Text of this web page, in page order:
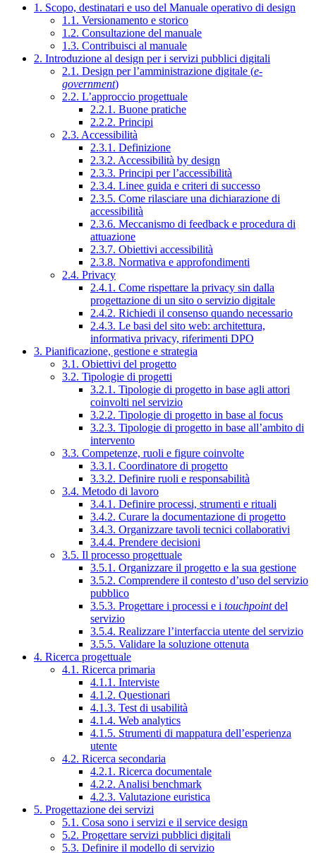
1. Scopo, destinatari e uso del Manuale operativo di design
1.1. Versionamento e storico
1.2. Consultazione del manuale
1.3. Contribuisci al manuale
2. Introduzione al design per i servizi pubblici digitali
2.1. Design per l’amministrazione digitale (e-
government)
2.2. L’approccio progettuale
2.2.1. Buone pratiche
2.2.2. Principi
2.3. Accessibilità
2.3.1. Definizione
2.3.2. Accessibilità by design
2.3.3. Principi per l’accessibilità
2.3.4. Linee guida e criteri di successo
2.3.5. Come rilasciare una dichiarazione di
accessibilità
2.3.6. Meccanismo di feedback e procedura di
attuazione
2.3.7. Obiettivi accessibilità
2.3.8. Normativa e approfondimenti
2.4. Privacy
2.4.1. Come rispettare la privacy sin dalla
progettazione di un sito o servizio digitale
2.4.2. Richiedi il consenso quando necessario
2.4.3. Le basi del sito web: architettura,
informativa privacy, riferimenti DPO
3. Pianificazione, gestione e strategia
3.1. Obiettivi del progetto
3.2. Tipologie di progetti
3.2.1. Tipologie di progetto in base agli attori
coinvolti nel servizio
3.2.2. Tipologie di progetto in base al focus
3.2.3. Tipologie di progetto in base all’ambito di
intervento
3.3. Competenze, ruoli e figure coinvolte
3.3.1. Coordinatore di progetto
3.3.2. Definire ruoli e responsabilità
3.4. Metodo di lavoro
3.4.1. Definire processi, strumenti e rituali
3.4.2. Curare la documentazione di progetto
3.4.3. Organizzare tavoli tecnici collaborativi
3.4.4. Prendere decisioni
3.5. Il processo progettuale
3.5.1. Organizzare il progetto e la sua gestione
3.5.2. Comprendere il contesto d’uso del servizio
pubblico
3.5.3. Progettare i processi e i touchpointdel
servizio
3.5.4. Realizzare l’interfaccia utente del servizio
3.5.5. Validare la soluzione ottenuta
4. Ricerca progettuale
4.1. Ricerca primaria
4.1.1. Interviste
4.1.2. Questionari
4.1.3. Test di usabilità
4.1.4. Web analytics
4.1.5. Strumenti di mappatura dell’esperienza
utente
4.2. Ricerca secondaria
4.2.1. Ricerca documentale
4.2.2. Analisi benchmark
4.2.3. Valutazione euristica
5. Progettazione dei servizi
5.1. Cosa sono i servizi e il service design
5.2. Progettare servizi pubblici digitali
5.3. Definire il modello di servizio